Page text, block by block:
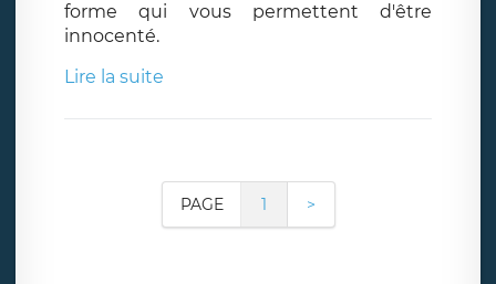
forme qui vous permettent d'être
innocenté.
Lire la suite
PAGE 1 >